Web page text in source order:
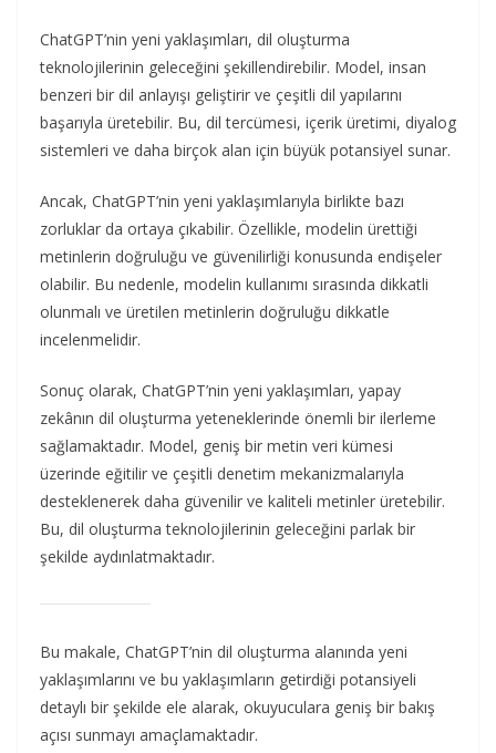
ChatGPT’nin yeni yaklaşımları, dil oluşturma
teknolojilerinin geleceğini şekillendirebilir. Model, insan
benzeri bir dil anlayışı geliştirir ve çeşitli dil yapılarını
başarıyla üretebilir. Bu, dil tercümesi, içerik üretimi, diyalog
sistemleri ve daha birçok alan için büyük potansiyel sunar.
Ancak, ChatGPT’nin yeni yaklaşımlarıyla birlikte bazı
zorluklar da ortaya çıkabilir. Özellikle, modelin ürettiği
metinlerin doğruluğu ve güvenilirliği konusunda endişeler
olabilir. Bu nedenle, modelin kullanımı sırasında dikkatli
olunmalı ve üretilen metinlerin doğruluğu dikkatle
incelenmelidir.
Sonuç olarak, ChatGPT’nin yeni yaklaşımları, yapay
zekânın dil oluşturma yeteneklerinde önemli bir ilerleme
sağlamaktadır. Model, geniş bir metin veri kümesi
üzerinde eğitilir ve çeşitli denetim mekanizmalarıyla
desteklenerek daha güvenilir ve kaliteli metinler üretebilir.
Bu, dil oluşturma teknolojilerinin geleceğini parlak bir
şekilde aydınlatmaktadır.
Bu makale, ChatGPT’nin dil oluşturma alanında yeni
yaklaşımlarını ve bu yaklaşımların getirdiği potansiyeli
detaylı bir şekilde ele alarak, okuyuculara geniş bir bakış
açısı sunmayı amaçlamaktadır.